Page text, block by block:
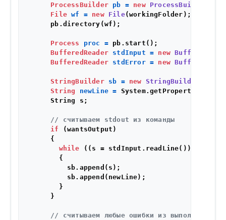
ProcessBuilder pb = new ProcessBuilder
File wf = new File(workingFolder);
      pb.directory(wf);
Process proc = pb.start();
BufferedReader stdInput = new
BufferedReader stdError = new
StringBuilder sb = new StringBuilder
String
newLine = System.getProperty(
      String s;
// считываем stdout из команды
if
(wantsOutput)
      {
while ((s = stdInput.readLine()) !=
        {
          sb.append(s);
          sb.append(newLine);
        }
      }
// считываем любые ошибки из выполняемой